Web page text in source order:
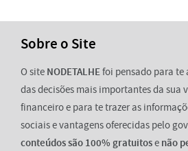
Sobre o Site
O site NODETALHEfoi pensado para
das decisões mais importantes da sua
financeiro e para te trazer as
sociais e vantagens oferecidas pelo
conteúdos são 100% gratuitose não